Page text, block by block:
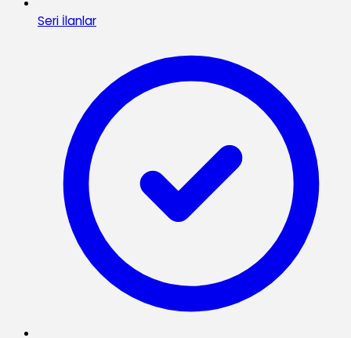
Seri İlanlar